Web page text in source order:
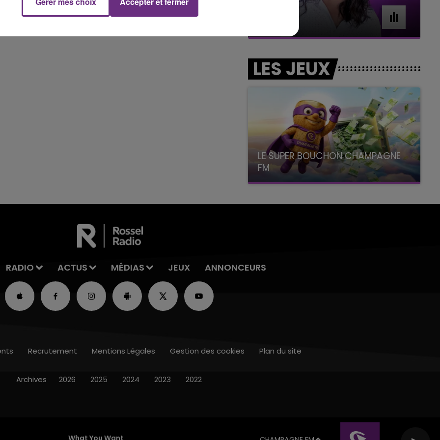
LES JEUX
LE SUPER BOUCHON CHAMPAGNE
FM
avec La Famille Champagne FM, à 8H10
RADIO ACTUS MÉDIAS JEUX ANNONCEURS
What You Want
Recrutement Mentions Légales Gestion des cookies Plan du site
Archives 2026 2025 2024 2023 2022